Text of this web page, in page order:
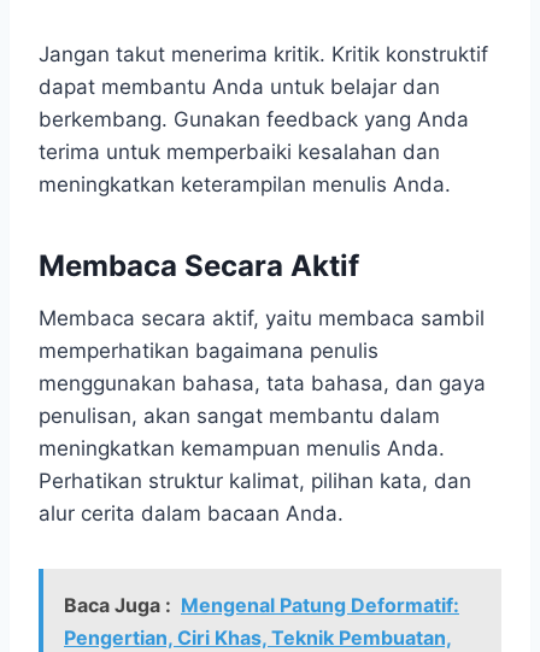
Jangan takut menerima kritik. Kritik konstruktif
dapat membantu Anda untuk belajar dan
berkembang. Gunakan feedback yang Anda
terima untuk memperbaiki kesalahan dan
meningkatkan keterampilan menulis Anda.
Membaca Secara Aktif
Membaca secara aktif, yaitu membaca sambil
memperhatikan bagaimana penulis
menggunakan bahasa, tata bahasa, dan gaya
penulisan, akan sangat membantu dalam
meningkatkan kemampuan menulis Anda.
Perhatikan struktur kalimat, pilihan kata, dan
alur cerita dalam bacaan Anda.
Baca Juga : Mengenal Patung Deformatif:
Pengertian, Ciri Khas, Teknik Pembuatan,